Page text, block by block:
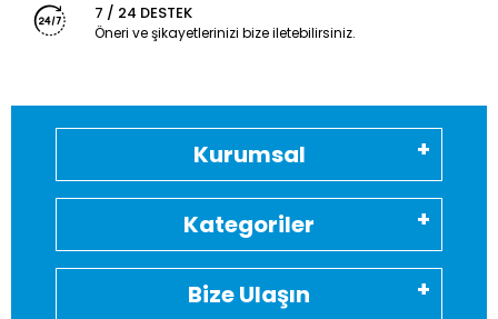
7 / 24 DESTEK
Öneri ve şikayetlerinizi bize iletebilirsiniz.
Kurumsal
Kategoriler
Bize Ulaşın